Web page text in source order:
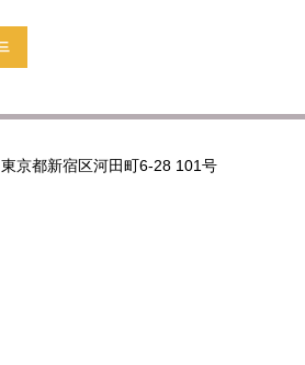
京都新宿区河田町6-28 101号